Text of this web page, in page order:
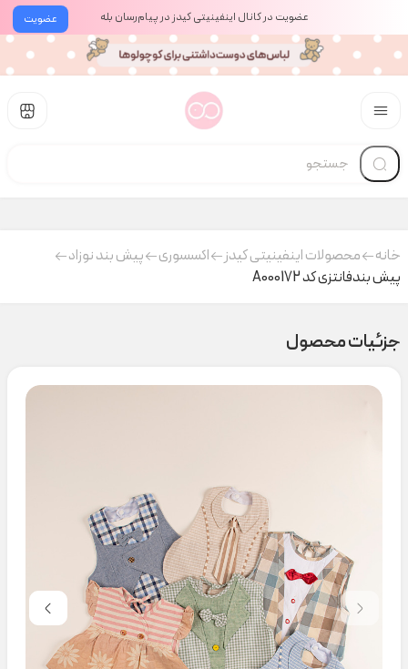
عضویت عضویت در کانال اینفینیتی کیدز در پیام‌رسان بله
خانه محصولات اینفینیتی کیدز اکسسوری
پیش بند نوزاد
پیش بندفانتزی کد A000172
جزئیات محصول